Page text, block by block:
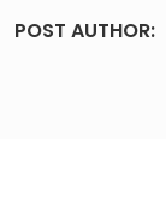
POST AUTHOR: